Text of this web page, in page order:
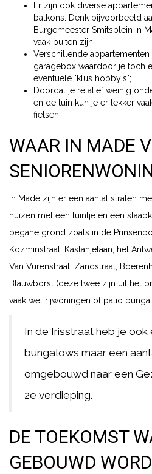
Er zijn ook diverse
balkons. Denk bijvoorbeeld
Burgemeester Smitsplein in
vaak buiten zijn;
Verschillende
garagebox waardoor je toch
eventuele "klus hobby's";
Doordat je relatief weinig
en de tuin kun je er lekker
fietsen.
WAAR IN MADE
In Made zijn er een aantal straten
huizen met een tuintje en een
begane grond zoals in de
Kozminstraat, Kastanjelaan, het
Van Vurenstraat, Zandstraat,
Blauwborst (deze twee zijn uit het
vaak wel rijwoningen of patio
In de Irisstraat heb je ook
bungalows maar een
omgebouwd naar een
2e verdieping.
DE TOEKOMST
GEBOUWD